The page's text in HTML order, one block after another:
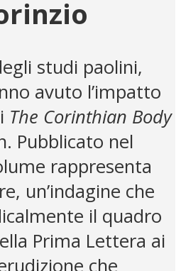
studi paolini,
avuto l’impatto
The Corinthian Body
Pubblicato nel
rappresenta
un’indagine che
il quadro
Prima Lettera ai
che